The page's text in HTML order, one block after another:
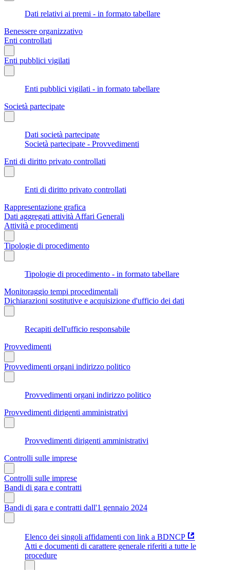
Dati relativi ai premi - in formato tabellare
Benessere organizzativo
Enti controllati
Enti pubblici vigilati
Enti pubblici vigilati - in formato tabellare
Società partecipate
Dati società partecipate
Società partecipate - Provvedimenti
Enti di diritto privato controllati
Enti di diritto privato controllati
Rappresentazione grafica
Dati aggregati attività Affari Generali
Attività e procedimenti
Tipologie di procedimento
Tipologie di procedimento - in formato tabellare
Monitoraggio tempi procedimentali
Dichiarazioni sostitutive e acquisizione d'ufficio dei dati
Recapiti dell'ufficio responsabile
Provvedimenti
Provvedimenti organi indirizzo politico
Provvedimenti organi indirizzo politico
Provvedimenti dirigenti amministrativi
Provvedimenti dirigenti amministrativi
Controlli sulle imprese
Controlli sulle imprese
Bandi di gara e contratti
Bandi di gara e contratti dall'1 gennaio 2024
Elenco dei singoli affidamenti con link a BDNCP
Atti e documenti di carattere generale riferiti a tutte le
procedure